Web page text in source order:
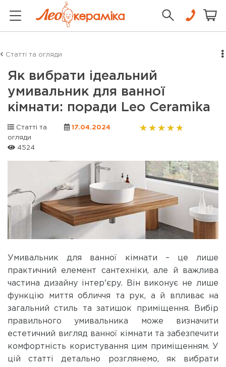
Статті та огляди
Як вибрати ідеальний
умивальник для ванної
кімнати: поради Leo Ceramika
Статті та
огляди
17.04.2024
4524
Умивальник для ванної кімнати – це лише
практичний елемент сантехніки, але й важлива
частина дизайну інтер'єру. Він виконує не лише
функцію миття обличчя та рук, а й впливає на
загальний стиль та затишок приміщення. Вибір
правильного умивальника може визначити
естетичний вигляд ванної кімнати та забезпечити
комфортність користування цим приміщенням. У
цій статті детально розглянемо, як вибрати